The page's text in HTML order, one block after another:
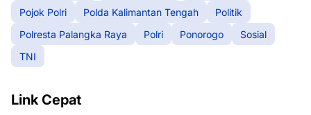
Pojok Polri
Polda Kalimantan Tengah
Politik
Polresta Palangka Raya
Polri Ponorogo
Sosial
TNI
Link Cepat